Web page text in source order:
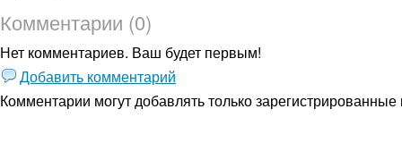
Комментарии (0)
Нет комментариев. Ваш будет первым!
Добавить комментарий
Комментарии могут добавлять толькозарегистрированные